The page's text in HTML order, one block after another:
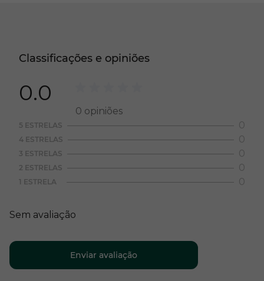
Classificações e opiniões
0.0
0 opiniões
5 ESTRELAS 0
4 ESTRELAS 0
3 ESTRELAS 0
2 ESTRELAS 0
1 ESTRELA 0
Sem avaliação
Enviar avaliação